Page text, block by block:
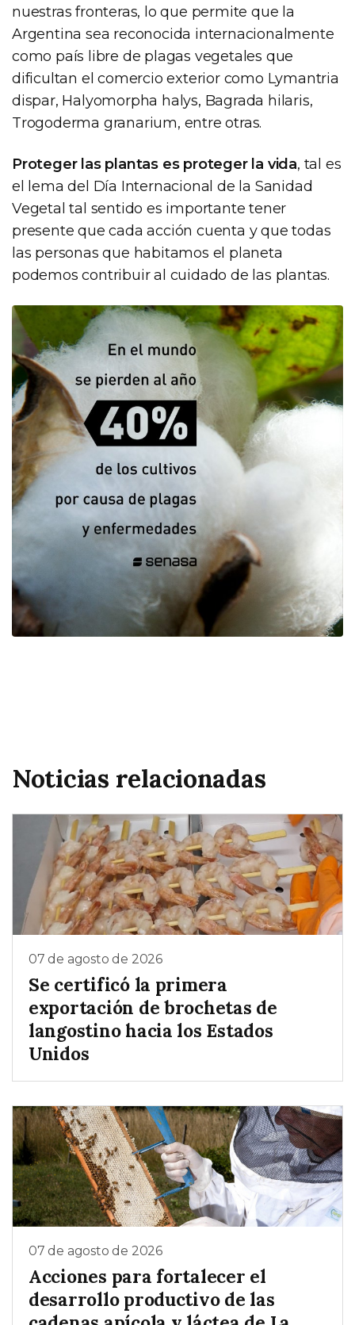
nuestras fronteras, lo que permite que la
Argentina sea reconocida internacionalmente
como país libre de plagas vegetales que
dificultan el comercio exterior como Lymantria
dispar, Halyomorpha halys, Bagrada hilaris,
Trogoderma granarium, entre otras.
Proteger las plantas es proteger la vida, tal es
el lema del Día Internacional de la Sanidad
Vegetal tal sentido es importante tener
presente que cada acción cuenta y que todas
las personas que habitamos el planeta
podemos contribuir al cuidado de las plantas.
Noticias relacionadas
07 de agosto de 2026
Se certificó la primera
exportación de brochetas de
langostino hacia los Estados
Unidos
07 de agosto de 2026
Acciones para fortalecer el
desarrollo productivo de las